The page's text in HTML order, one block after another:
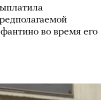
во время его